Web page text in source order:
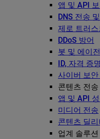
앱 및 API
DNS 전송
제로 트러스
DDoS 방어
봇 및 에이
ID, 자격 증
사이버 보안
콘텐츠 전송
앱 및 API
미디어 전송
콘텐츠 딜리
업계 솔루션